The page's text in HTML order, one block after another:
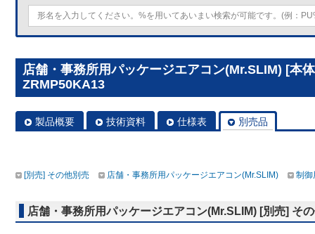
店舗・事務所用パッケージエアコン(Mr.SLIM) [本
ZRMP50KA13
製品概要 技術資料 仕様表 別売品
[別売] その他別売 店舗・事務所用パッケージエアコン(Mr.SLIM) 制御
店舗・事務所用パッケージエアコン(Mr.SLIM) [別売] そ